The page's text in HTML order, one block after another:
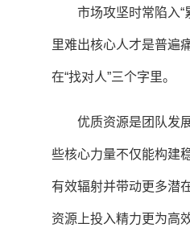
市场攻坚时常陷入“
里难出核心人才是普遍
在“找对人”三个字里。
优质资源是团队发
些核心力量不仅能构建
有效辐射并带动更多潜
资源上投入精力更为高效